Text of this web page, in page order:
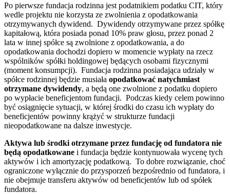
Po pierwsze fundacja rodzinna jest podatnikiem podatku CIT, który
wedle projektu nie korzysta ze zwolnienia z opodatkowania
otrzymywanych dywidend. Dywidendy otrzymywane przez spółkę
kapitałową, która posiada ponad 10% praw głosu, przez ponad 2
lata w innej spółce są zwolnione z opodatkowania, a do
opodatkowania dochodzi dopiero w momencie wypłaty na rzecz
wspólników spółki holdingowej będących osobami fizycznymi
(moment konsumpcji). Fundacja rodzinna posiadająca udziały w
spółce rodzinnej będzie musiała opodatkować natychmiast
otrzymane dywidendy, a będą one zwolnione z podatku dopiero
po wypłacie beneficjentom fundacji. Podczas kiedy celem powinno
być osiągnięcie sytuacji, w której środki do czasu ich wypłaty do
beneficjentów powinny krążyć w strukturze fundacji
nieopodatkowane na dalsze inwestycje.
Aktywa lub środki otrzymane przez fundację od fundatora nie
będą opodatkowane i fundacja będzie kontynuowała wycenę tych
aktywów i ich amortyzację podatkową. To dobre rozwiązanie, choć
ograniczone wyłącznie do przysporzeń bezpośrednio od fundatora, i
nie obejmuje transferu aktywów od beneficjentów lub od spółek
fundatora.